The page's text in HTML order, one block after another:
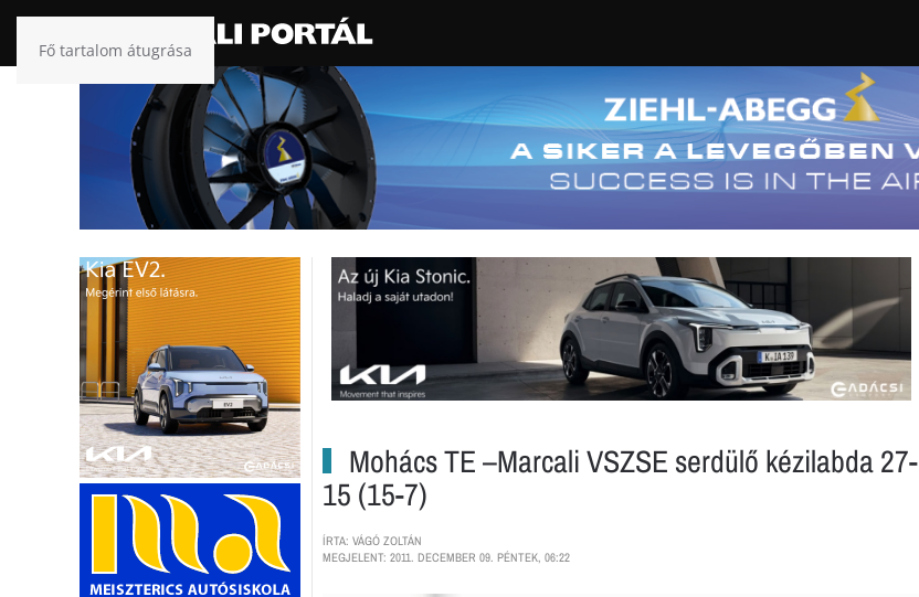
Fő tartalom átugrása
Mohács TE –Marcali VSZSE serdülő kézilabda 27-
15 (15-7)
ÍRTA: VÁGÓ ZOLTÁN
MEGJELENT: 2011. DECEMBER 09. PÉNTEK, 06:22